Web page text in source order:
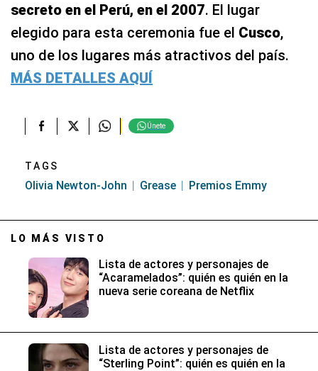
secreto en el Perú, en el 2007. El lugar
elegido para esta ceremonia fue el Cusco,
uno de los lugares más atractivos del país.
MÁS DETALLES AQUÍ
Únete
TAGS
Olivia Newton-John Grease Premios Emmy
LO MÁS VISTO
Lista de actores y personajes de
“Acaramelados”: quién es quién en la
nueva serie coreana de Netflix
Lista de actores y personajes de
“Sterling Point”: quién es quién en la